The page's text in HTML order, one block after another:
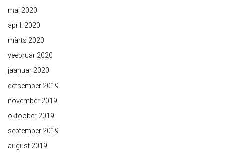
mai 2020
aprill 2020
märts 2020
veebruar 2020
jaanuar 2020
detsember 2019
november 2019
oktoober 2019
september 2019
august 2019